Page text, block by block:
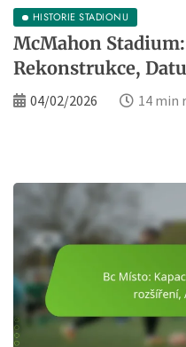
HISTORIE STADIONU
McMahon
Rekonstrukce,
04/02/2026 14 min